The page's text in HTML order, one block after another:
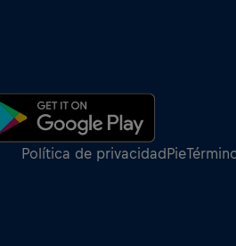
Política de privacidadPie